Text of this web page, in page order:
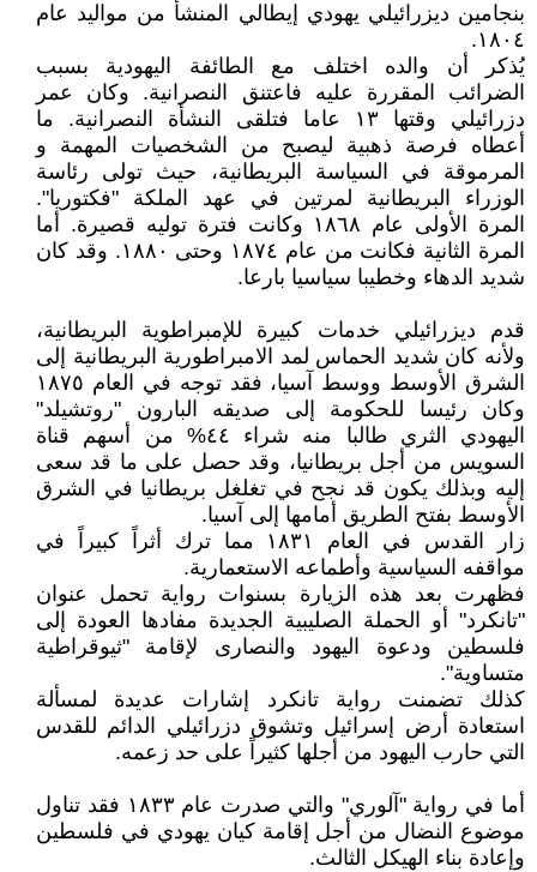
بنجامين ديزرائيلي يهودي إيطالي المنشأ من مواليد عام
١٨٠٤.
يُذكر أن والده اختلف مع الطائفة اليهودية بسبب
الضرائب المقررة عليه فاعتنق النصرانية. وكان عمر
دزرائيلي وقتها ١٣ عاما فتلقى النشأة النصرانية. ما
أعطاه فرصة ذهبية ليصبح من الشخصيات المهمة و
المرموقة في السياسة البريطانية، حيث تولى رئاسة
الوزراء البريطانية لمرتين في عهد الملكة "فكتوريا".
المرة الأولى عام ١٨٦٨ وكانت فترة توليه قصيرة. أما
المرة الثانية فكانت من عام ١٨٧٤ وحتى ١٨٨٠. وقد كان
شديد الدهاء وخطيبا سياسيا بارعا.
قدم ديزرائيلي خدمات كبيرة للإمبراطوية البريطانية،
ولأنه كان شديد الحماس لمد الامبراطورية البريطانية إلى
الشرق الأوسط ووسط آسيا، فقد توجه في العام ١٨٧٥
وكان رئيسا للحكومة إلى صديقه البارون "روتشيلد"
اليهودي الثري طالبا منه شراء ٤٤% من أسهم قناة
السويس من أجل بريطانيا، وقد حصل على ما قد سعى
إليه وبذلك يكون قد نجح في تغلغل بريطانيا في الشرق
الأوسط بفتح الطريق أمامها إلى آسيا.
زار القدس في العام ١٨٣١ مما ترك أثراً كبيراً في
مواقفه السياسية وأطماعه الاستعمارية.
فظهرت بعد هذه الزيارة بسنوات رواية تحمل عنوان
"تانكرد" أو الحملة الصليبية الجديدة مفادها العودة إلى
فلسطين ودعوة اليهود والنصارى لإقامة "ثيوقراطية
متساوية".
كذلك تضمنت رواية تانكرد إشارات عديدة لمسألة
استعادة أرض إسرائيل وتشوق دزرائيلي الدائم للقدس
التي حارب اليهود من أجلها كثيراً على حد زعمه.
أما في رواية "آلوري" والتي صدرت عام ١٨٣٣ فقد تناول
موضوع النضال من أجل إقامة كيان يهودي في فلسطين
وإعادة بناء الهيكل الثالث.